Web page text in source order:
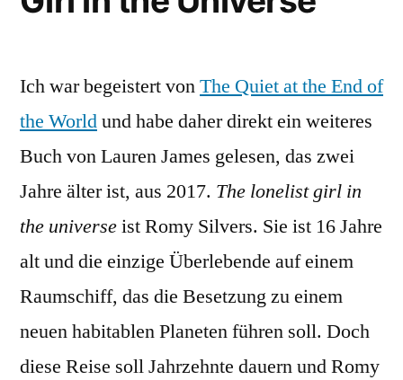
Ich war begeistert vonThe Quiet at the End of
the Worldund habe daher direkt ein weiteres
Buch von Lauren James gelesen, das zwei
Jahre älter ist, aus 2017. The lonelist girl in
the universeist Romy Silvers. Sie ist 16 Jahre
alt und die einzige Überlebende auf einem
Raumschiff, das die Besetzung zu einem
neuen habitablen Planeten führen soll. Doch
diese Reise soll Jahrzehnte dauern und Romy